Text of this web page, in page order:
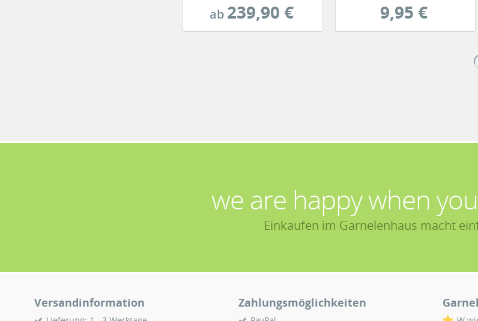
ab239,90 € 9,95 €
we are happy when
Einkaufen im Garnelenhaus macht
Versandinformation Zahlungsmöglichkeiten